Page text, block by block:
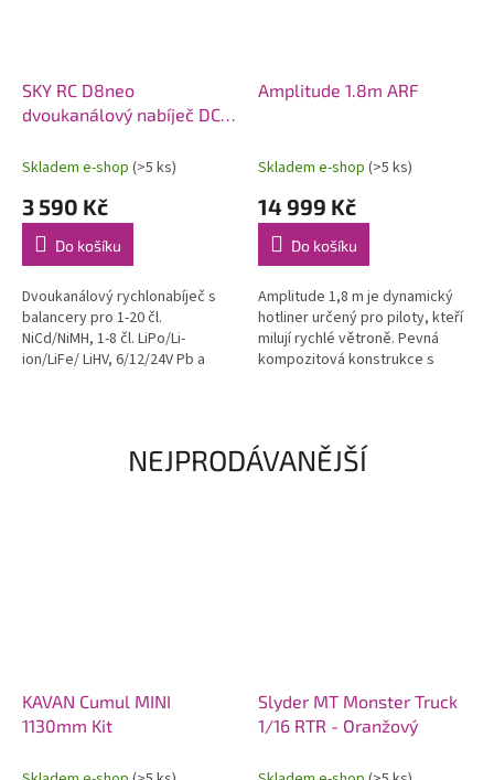
SKY RC D8neo
dvoukanálový nabíječ DC
Skladem e-shop (>5 ks)
3 590 Kč
Do košíku
Dvoukanálový rychlonabíječ s
balancery pro 1-20 čl.
NiCd/NiMH, 1-8 čl. LiPo/Li-
ion/LiFe/ LiHV, 6/12/24V Pb a
Amplitude 1.8m ARF
Skladem e-shop (>5 ks)
14 999 Kč
Do košíku
Amplitude 1,8 m je dynamický
hotliner určený pro piloty, kteří
milují rychlé větroně. Pevná
kompozitová konstrukce s
NEJPRODÁVANĚJŠÍ
KAVAN Cumul MINI
1130mm Kit
Slyder MT Monster Truck
1/16 RTR - Oranžový